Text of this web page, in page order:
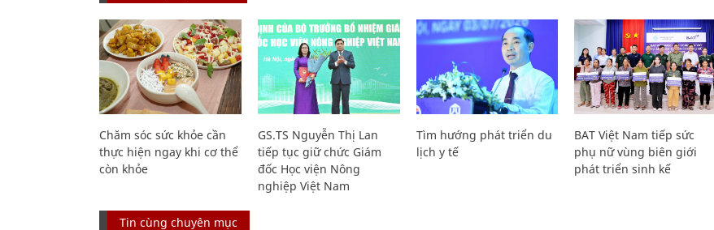
Chăm sóc sức khỏe cần
thực hiện ngay khi cơ thể
còn khỏe
GS.TS Nguyễn Thị Lan
tiếp tục giữ chức Giám
đốc Học viện Nông
nghiệp Việt Nam
Tìm hướng phát triển du
lịch y tế
BAT Việt Nam tiếp sức
phụ nữ vùng biên giới
phát triển sinh kế
Tin cùng chuyên mục